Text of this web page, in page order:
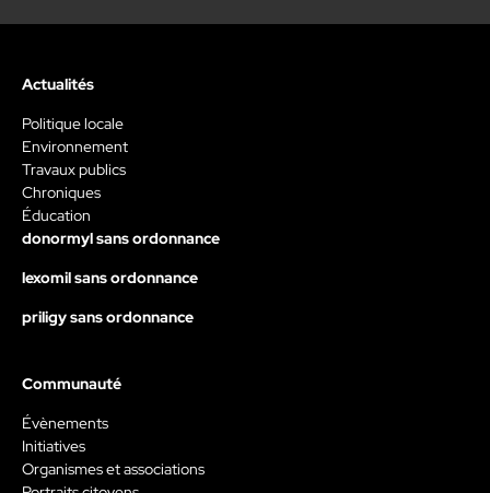
Actualités
Politique locale
Environnement
Travaux publics
Chroniques
Éducation
donormyl sans ordonnance
lexomil sans ordonnance
priligy sans ordonnance
Communauté
Évènements
Initiatives
Organismes et associations